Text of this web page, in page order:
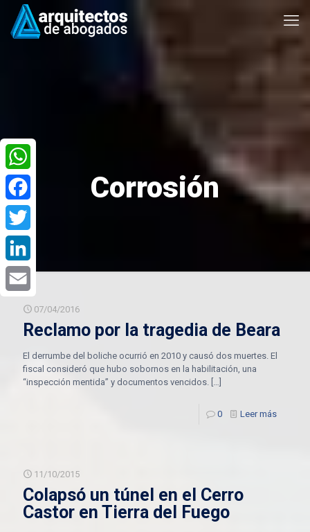
Corrosión
07/04/2016
Reclamo por la tragedia de Beara
El derrumbe del boliche ocurrió en 2010 y causó dos muertes. El
fiscal consideró que hubo sobornos en la habilitación, una
“inspección mentida” y documentos vencidos. […]
0 Leer más
11/10/2015
Colapsó un túnel en el Cerro
Castor en Tierra del Fuego
WhatsApp
Facebook
Twitter
LinkedIn
Email